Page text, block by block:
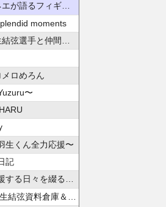
フィギュアスケート
moments
ちの日々を花束にして〜
ロめろん
〜
くん全力応援〜
記
日々を綴るブログ
料倉庫＆徒然日記〜